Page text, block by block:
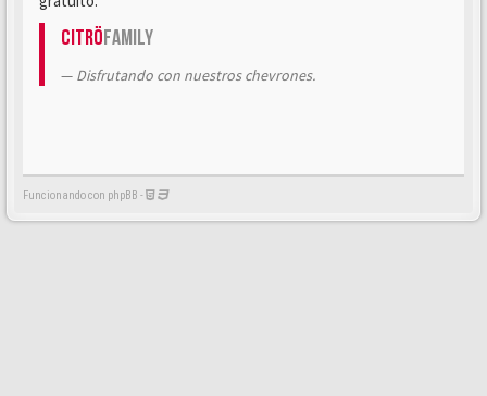
CitröFamily
Disfrutando con nuestros chevrones.
Funcionando con phpBB -